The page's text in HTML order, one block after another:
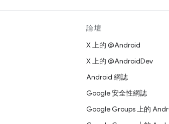
論壇
X 上的 @Android
X 上的 @AndroidDev
Android 網誌
Google 安全性網誌
Google Groups 上的